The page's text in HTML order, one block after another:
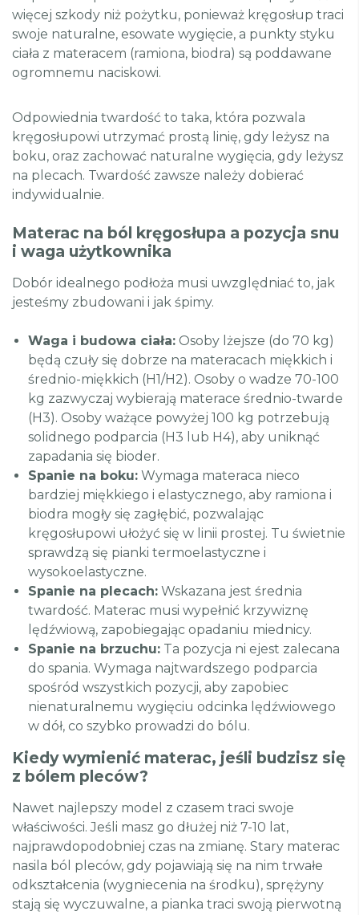
więcej szkody niż pożytku, ponieważ kręgosłup traci
swoje naturalne, esowate wygięcie, a punkty styku
ciała z materacem (ramiona, biodra) są poddawane
ogromnemu naciskowi.
Odpowiednia twardość to taka, która pozwala
kręgosłupowi utrzymać prostą linię, gdy leżysz na
boku, oraz zachować naturalne wygięcia, gdy leżysz
na plecach. Twardość zawsze należy dobierać
indywidualnie.
Materac na ból kręgosłupa a pozycja snu
i waga użytkownika
Dobór idealnego podłoża musi uwzględniać to, jak
jesteśmy zbudowani i jak śpimy.
Waga i budowa ciała: Osoby lżejsze (do 70 kg)
będą czuły się dobrze na materacach miękkich i
średnio-miękkich (H1/H2). Osoby o wadze 70-100
kg zazwyczaj wybierają materace średnio-twarde
(H3). Osoby ważące powyżej 100 kg potrzebują
solidnego podparcia (H3 lub H4), aby uniknąć
zapadania się bioder.
Spanie na boku: Wymaga materaca nieco
bardziej miękkiego i elastycznego, aby ramiona i
biodra mogły się zagłębić, pozwalając
kręgosłupowi ułożyć się w linii prostej. Tu świetnie
sprawdzą się pianki termoelastyczne i
wysokoelastyczne.
Spanie na plecach: Wskazana jest średnia
twardość. Materac musi wypełnić krzywiznę
lędźwiową, zapobiegając opadaniu miednicy.
Spanie na brzuchu: Ta pozycja ni ejest zalecana
do spania. Wymaga najtwardszego podparcia
spośród wszystkich pozycji, aby zapobiec
nienaturalnemu wygięciu odcinka lędźwiowego
w dół, co szybko prowadzi do bólu.
Kiedy wymienić materac, jeśli budzisz się
z bólem pleców?
Nawet najlepszy model z czasem traci swoje
właściwości. Jeśli masz go dłużej niż 7-10 lat,
najprawdopodobniej czas na zmianę. Stary materac
nasila ból pleców, gdy pojawiają się na nim trwałe
odkształcenia (wygniecenia na środku), sprężyny
stają się wyczuwalne, a pianka traci swoją pierwotną